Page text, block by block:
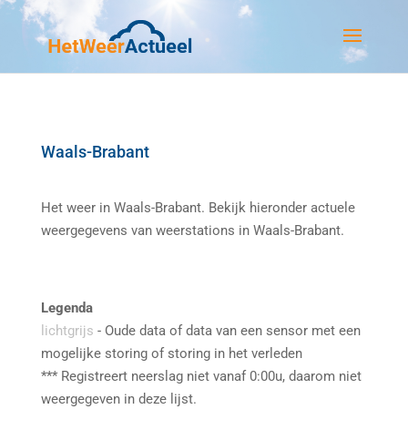
Waals-Brabant
Het weer in Waals-Brabant. Bekijk hieronder actuele
weergegevens van weerstations in Waals-Brabant.
Legenda
lichtgrijs - Oude data of data van een sensor met een
mogelijke storing of storing in het verleden
*** Registreert neerslag niet vanaf 0:00u, daarom niet
weergegeven in deze lijst.